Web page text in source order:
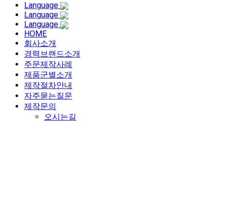
Language
Language
Language
HOME
회사소개
경력브랜드소개
주문제작사례
제품군별소개
제작절차안내
자주묻는질문
제작문의
오시는길